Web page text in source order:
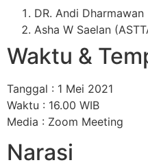
DR. Andi
Asha W Saelan
Waktu &
Tanggal : 1 Mei 2021
Waktu : 16.00 WIB
Media : Zoom Meeting
Narasi